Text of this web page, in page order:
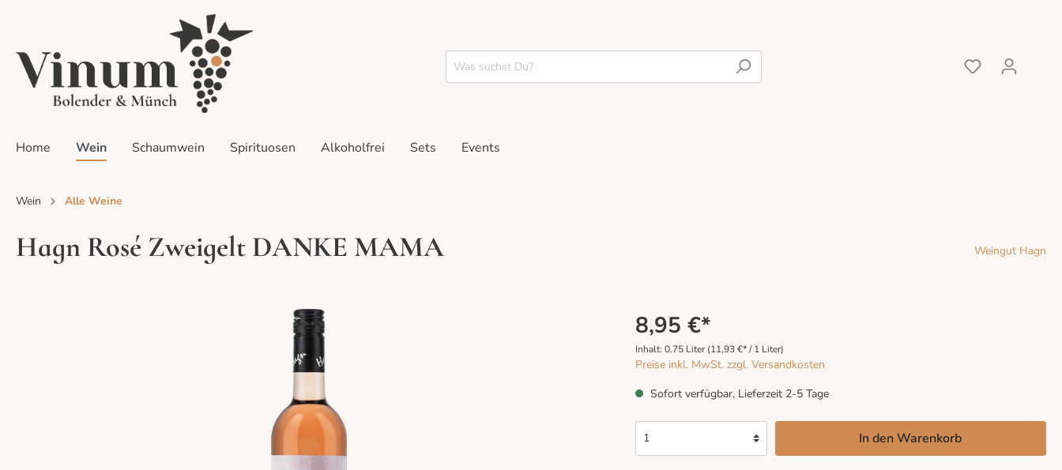
Home Wein Schaumwein Spirituosen Alkoholfrei Sets Events
Alle Weine Weiß
Zur Kategorie Sets
Alle Sets Probierpakete
Alle Events Home-Tastings
Wein Alle Weine
Hagn Rosé Zweigelt DANKE MAMA Weingut Hagn
8,95 €*
Inhalt: 0.75 Liter (11,93 €* / 1 Liter)
Preise inkl. MwSt. zzgl. Versandkosten
Sofort verfügbar, Lieferzeit 2-5 Tage
In den Warenkorb